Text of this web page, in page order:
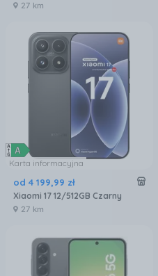
27 km
Karta informacyjna
od 4 199,99 zł
Xiaomi 17 12/512GB Czarny
27 km